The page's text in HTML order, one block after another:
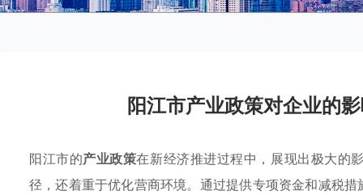
阳江市产业政策对企业的
阳江市的产业政策在新经济推进过程中，展现出极大的
径，还着重于优化营商环境。通过提供专项资金和减税